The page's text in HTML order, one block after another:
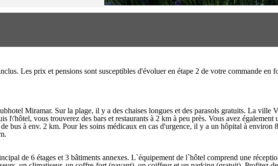
Les prix et pensions sont susceptibles d'évoluer en étape 2 de votre commande en
Miramar. Sur la plage, il y a des chaises longues et des parasols gratuits. La ville
l\'hôtel, vous trouverez des bars et restaurants à 2 km à peu près. Vous avez
bus à env. 2 km. Pour les soins médicaux en cas d'urgence, il y a un hôpital à
de 6 étages et 3 bâtiments annexes. L`équipement de l`hôtel comprend une